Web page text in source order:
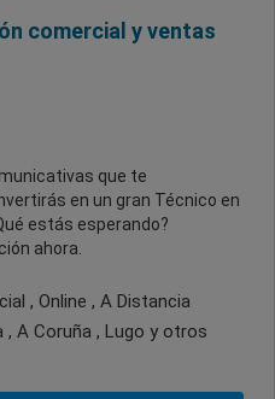
comercial y ventas
que te
en un gran Técnico en
estás esperando?
ahora.
, Online , A Distancia
, A Coruña , Lugo y otros